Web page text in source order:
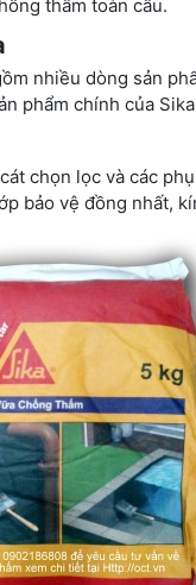
thấm toàn cầu.
nhiều dòng sản
phẩm chính của
chọn lọc và các
bảo vệ đồng nhất,